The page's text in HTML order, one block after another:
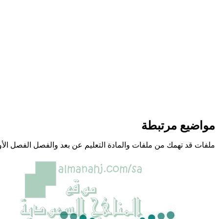
مواضيع مرتبطة
ملفات قد تهمك من ملفات والمادة التعليم عن بعد والفصل الفصل